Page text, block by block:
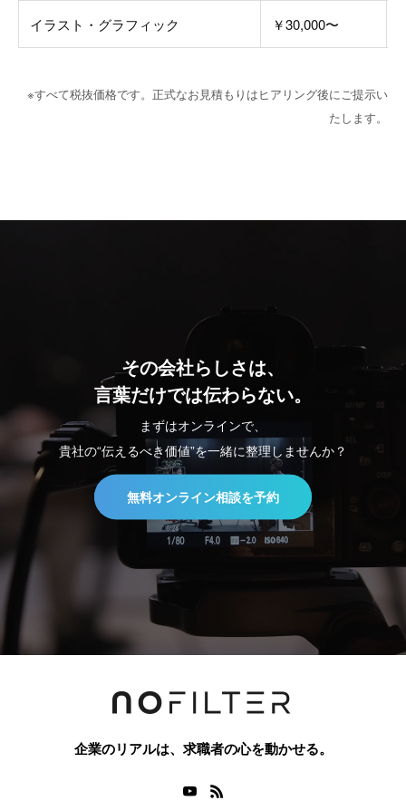
イラスト・グラフィック ￥30,000〜
※すべて税抜価格です。正式なお見積もりはヒアリング後にご提示い
たします。
その会社らしさは、
言葉だけでは伝わらない。
まずはオンラインで、
貴社の“伝えるべき価値”を一緒に整理しませんか？
無料オンライン相談を予約
企業のリアルは、求職者の心を動かせる。